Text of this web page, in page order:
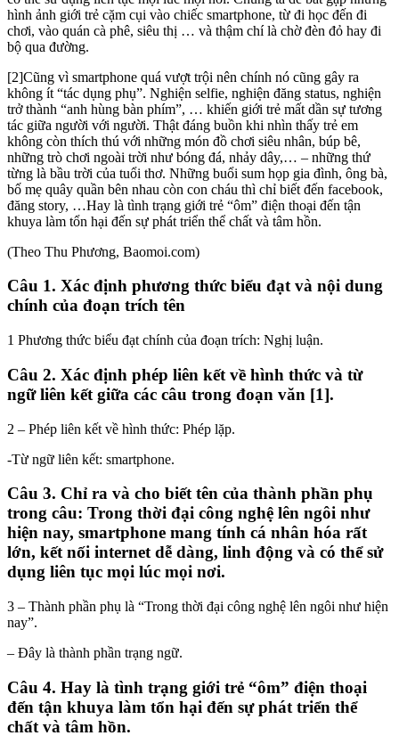
hình ảnh giới trẻ cặm cụi vào chiếc smartphone, từ đi học đến đi
chơi, vào quán cà phê, siêu thị … và thậm chí là chờ đèn đỏ hay đi
bộ qua đường.
[2]Cũng vì smartphone quá vượt trội nên chính nó cũng gây ra
không ít “tác dụng phụ”. Nghiện selfie, nghiện đăng status, nghiện
trở thành “anh hùng bàn phím”, … khiến giới trẻ mất dần sự tương
tác giữa người với người. Thật đáng buồn khi nhìn thấy trẻ em
không còn thích thú với những món đồ chơi siêu nhân, búp bê,
những trò chơi ngoài trời như bóng đá, nhảy dây,… – những thứ
từng là bầu trời của tuổi thơ. Những buổi sum họp gia đình, ông bà,
bố mẹ quây quần bên nhau còn con cháu thì chỉ biết đến facebook,
đăng story, …Hay là tình trạng giới trẻ “ôm” điện thoại đến tận
khuya làm tổn hại đến sự phát triển thể chất và tâm hồn.
(Theo Thu Phương, Baomoi.com)
Câu 1. Xác định phương thức biểu đạt và nội dung
chính của đoạn trích tên
1 Phương thức biểu đạt chính của đoạn trích: Nghị luận.
Câu 2. Xác định phép liên kết về hình thức và từ
ngữ liên kết giữa các câu trong đoạn văn [1].
2 – Phép liên kết về hình thức: Phép lặp.
-Từ ngữ liên kết: smartphone.
Câu 3. Chỉ ra và cho biết tên của thành phần phụ
trong câu: Trong thời đại công nghệ lên ngôi như
hiện nay, smartphone mang tính cá nhân hóa rất
lớn, kết nối internet dễ dàng, linh động và có thể sử
dụng liên tục mọi lúc mọi nơi.
3 – Thành phần phụ là “Trong thời đại công nghệ lên ngôi như hiện
nay”.
– Đây là thành phần trạng ngữ.
Câu 4. Hay là tình trạng giới trẻ “ôm” điện thoại
đến tận khuya làm tổn hại đến sự phát triển thể
chất và tâm hồn.